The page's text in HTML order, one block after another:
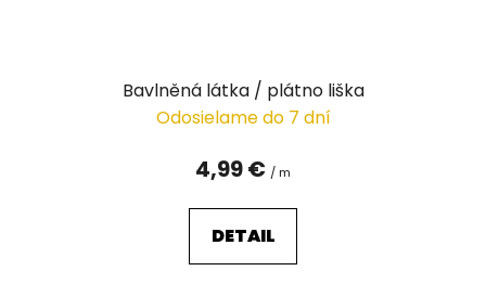
Bavlněná látka / plátno liška
Odosielame do 7 dní
4,99 € / m
DETAIL